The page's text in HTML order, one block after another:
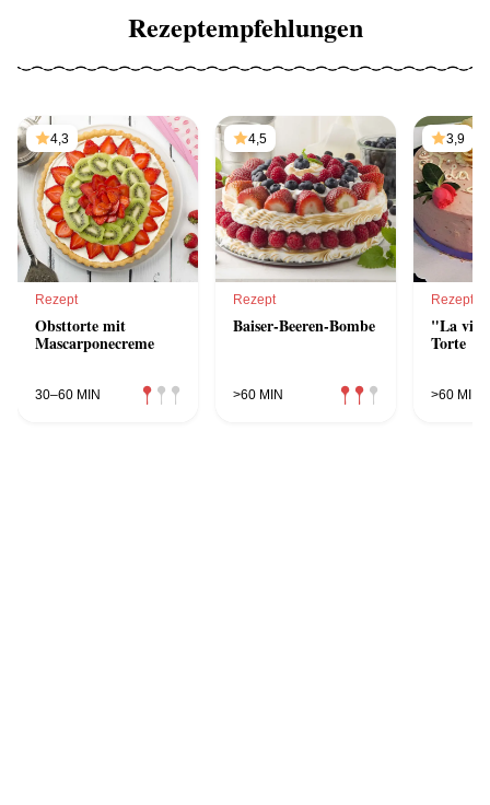
Rezeptempfehlungen
4,3
Rezept
Obsttorte mit
Mascarponecreme
30–60 MIN
4,5
Rezept
Baiser-Beeren-Bombe
>60 MIN
3,9
Rezept
"La vie
Torte
>60 MIN